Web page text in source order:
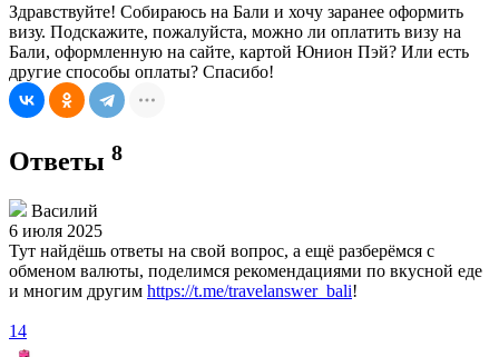
Здравствуйте! Собираюсь на Бали и хочу заранее оформить
визу. Подскажите, пожалуйста, можно ли оплатить визу на
Бали, оформленную на сайте, картой Юнион Пэй? Или есть
другие способы оплаты? Спасибо!
Ответы 8
Василий
6 июля 2025
Тут найдёшь ответы на свой вопрос, а ещё разберёмся с
обменом валюты, поделимся рекомендациями по вкусной еде
и многим другим https://t.me/travelanswer_bali!
14